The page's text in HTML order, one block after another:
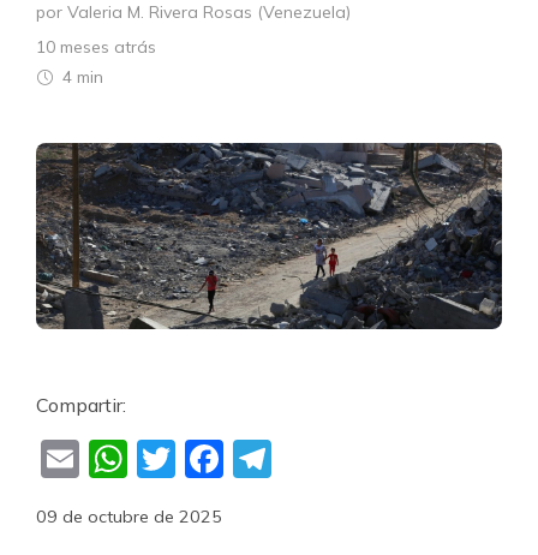
por Valeria M. Rivera Rosas (Venezuela)
10 meses atrás
4 min
Compartir:
EmailWhatsApp
TwitterFacebook
09 de octubre de 2025